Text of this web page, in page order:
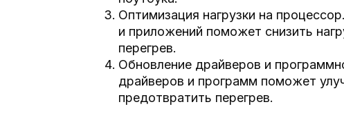
Оптимизация нагрузки на
и приложений поможет снизить
перегрев.
Обновление драйверов и
драйверов и программ поможет
предотвратить перегрев.